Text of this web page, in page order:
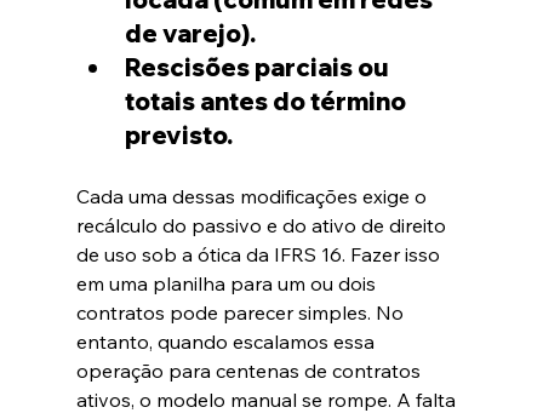
de varejo).
Rescisões parciais ou
totais antes do término
previsto.
Cada uma dessas modificações exige o
recálculo do passivo e do ativo de direito
de uso sob a ótica da IFRS 16. Fazer isso
em uma planilha para um ou dois
contratos pode parecer simples. No
entanto, quando escalamos essa
operação para centenas de contratos
ativos, o modelo manual se rompe. A falta